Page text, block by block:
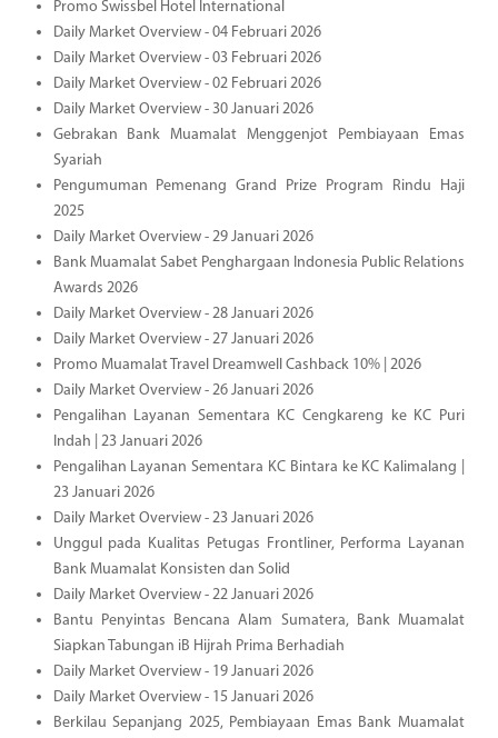
Promo Swissbel Hotel International
Daily Market Overview - 04 Februari 2026
Daily Market Overview - 03 Februari 2026
Daily Market Overview - 02 Februari 2026
Daily Market Overview - 30 Januari 2026
Gebrakan Bank Muamalat Menggenjot Pembiayaan Emas
Syariah
Pengumuman Pemenang Grand Prize Program Rindu Haji
2025
Daily Market Overview - 29 Januari 2026
Bank Muamalat Sabet Penghargaan Indonesia Public Relations
Awards 2026
Daily Market Overview - 28 Januari 2026
Daily Market Overview - 27 Januari 2026
Promo Muamalat Travel Dreamwell Cashback 10% | 2026
Daily Market Overview - 26 Januari 2026
Pengalihan Layanan Sementara KC Cengkareng ke KC Puri
Indah | 23 Januari 2026
Pengalihan Layanan Sementara KC Bintara ke KC Kalimalang |
23 Januari 2026
Daily Market Overview - 23 Januari 2026
Unggul pada Kualitas Petugas Frontliner, Performa Layanan
Bank Muamalat Konsisten dan Solid
Daily Market Overview - 22 Januari 2026
Bantu Penyintas Bencana Alam Sumatera, Bank Muamalat
Siapkan Tabungan iB Hijrah Prima Berhadiah
Daily Market Overview - 19 Januari 2026
Daily Market Overview - 15 Januari 2026
Berkilau Sepanjang 2025, Pembiayaan Emas Bank Muamalat